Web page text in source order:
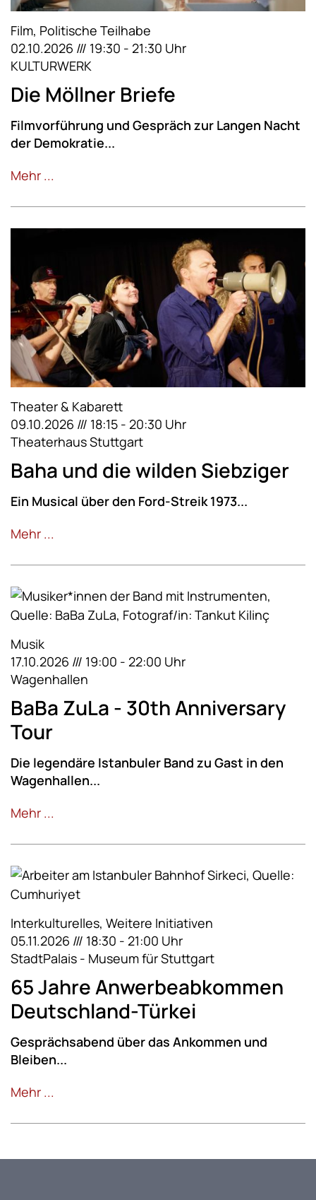
Film, Politische Teilhabe
02.10.2026 /// 19:30 - 21:30 Uhr
KULTURWERK
Die Möllner Briefe
Filmvorführung und Gespräch zur Langen Nacht
der Demokratie...
Mehr ...
Theater & Kabarett
09.10.2026 /// 18:15 - 20:30 Uhr
Theaterhaus Stuttgart
Baha und die wilden Siebziger
Ein Musical über den Ford-Streik 1973...
Mehr ...
Musik
17.10.2026 /// 19:00 - 22:00 Uhr
Wagenhallen
BaBa ZuLa - 30th Anniversary
Tour
Die legendäre Istanbuler Band zu Gast in den
Wagenhallen...
Mehr ...
Interkulturelles, Weitere Initiativen
05.11.2026 /// 18:30 - 21:00 Uhr
StadtPalais - Museum für Stuttgart
65 Jahre Anwerbeabkommen
Deutschland-Türkei
Gesprächsabend über das Ankommen und
Bleiben...
Mehr ...